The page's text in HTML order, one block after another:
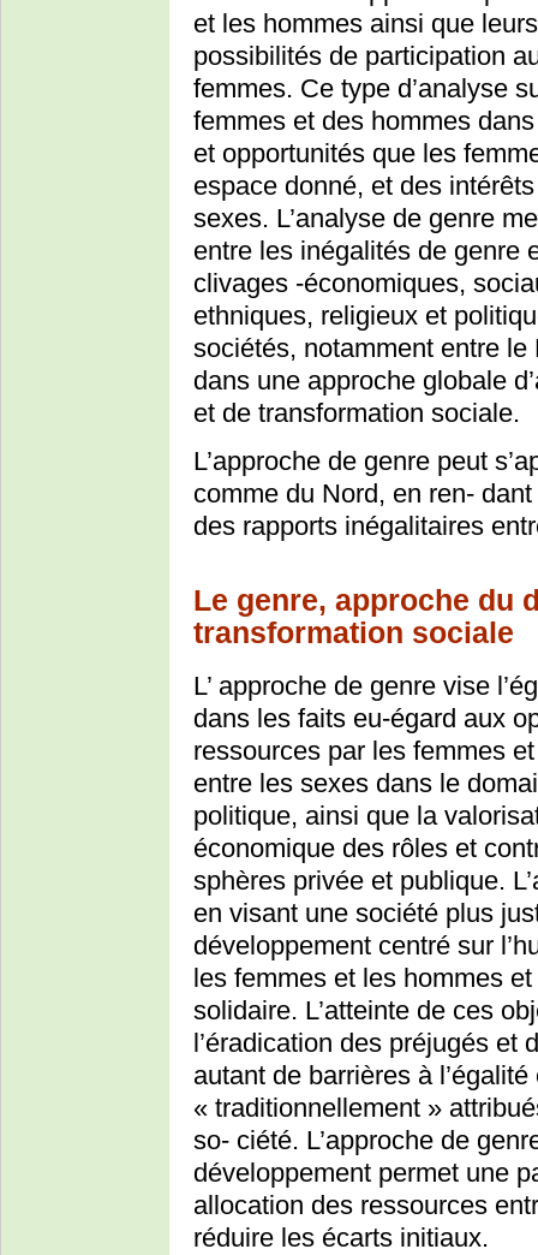
et les hommes ainsi que
possibilités de participation
femmes. Ce type d’analyse
femmes et des hommes
et opportunités que les
espace donné, et des
sexes. L’analyse de genre
entre les inégalités de genre
clivages -économiques,
ethniques, religieux et
sociétés, notamment entre le
dans une approche globale
et de transformation sociale.
L’approche de genre peut
comme du Nord, en ren-
des rapports inégalitaires
Le genre, approche du
transformation sociale
L’ approche de genre vise
dans les faits eu-égard aux
ressources par les femmes
entre les sexes dans le
politique, ainsi que la
économique des rôles et
sphères privée et publique.
en visant une société plus
développement centré sur
les femmes et les hommes
solidaire. L’atteinte de ces
l’éradication des préjugés
autant de barrières à
« traditionnellement »
so- ciété. L’approche de
développement permet une
allocation des ressources
réduire les écarts initiaux.